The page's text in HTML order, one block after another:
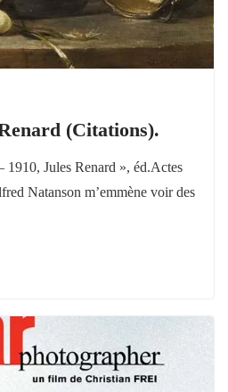
(citations).
1910, Jules Renard », éd.Actes
Natanson m’emmène voir des